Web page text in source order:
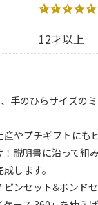
12才以上
手のひらサイズの
やプチギフトにもピ
説明書に沿って組
します。
ンセット&ボンドセ